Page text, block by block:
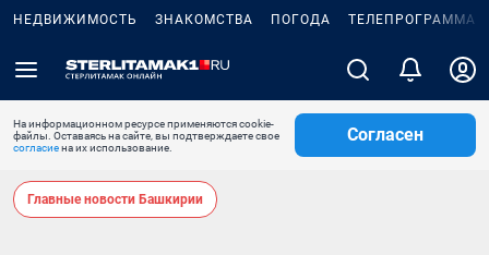
НЕДВИЖИМОСТЬ ЗНАКОМСТВА ПОГОДА ТЕЛЕПРОГРАММА
На информационном ресурсе применяются cookie-
файлы. Оставаясь на сайте, вы подтверждаете свое
согласиена их использование.
Согласен
Главные новости Башкирии